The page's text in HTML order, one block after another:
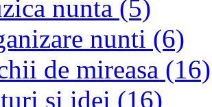
nunta (5)
nunti (6)
de mireasa (16)
si idei (16)